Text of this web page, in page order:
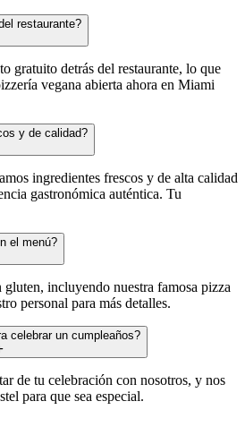
restaurante?
gratuito detrás del restaurante, lo que
vegana abierta ahora en Miami
y de calidad?
ingredientes frescos y de alta calidad
gastronómica auténtica. Tu
el menú?
incluyendo nuestra famosa pizza
personal para más detalles.
celebrar un cumpleaños?
de tu celebración con nosotros, y nos
para que sea especial.